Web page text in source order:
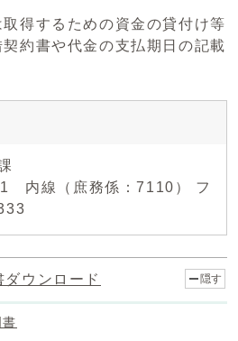
得するための資金の貸付け等
約書や代金の支払期日の記載
内線（庶務係：7110） フ
ウンロード 隠す